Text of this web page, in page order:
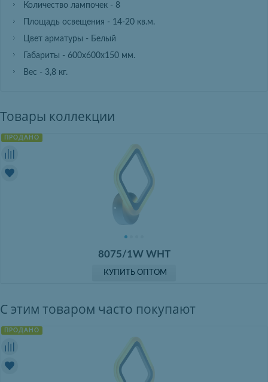
Количество лампочек - 8
Площадь освещения - 14-20 кв.м.
Цвет арматуры - Белый
Габариты - 600х600х150 мм.
Вес - 3,8 кг.
Товары коллекции
ПРОДАНО
8075/1W WHT
КУПИТЬ ОПТОМ
С этим товаром часто покупают
ПРОДАНО